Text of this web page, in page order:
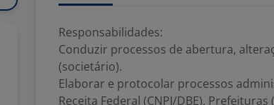
Responsabilidades:
Conduzir processos de abertura,
(societário).
Elaborar e protocolar processos
Receita Federal (CNPJ/DBE),